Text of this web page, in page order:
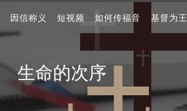
因信称义 短视频 如何传福音 基督为王
生命的次序